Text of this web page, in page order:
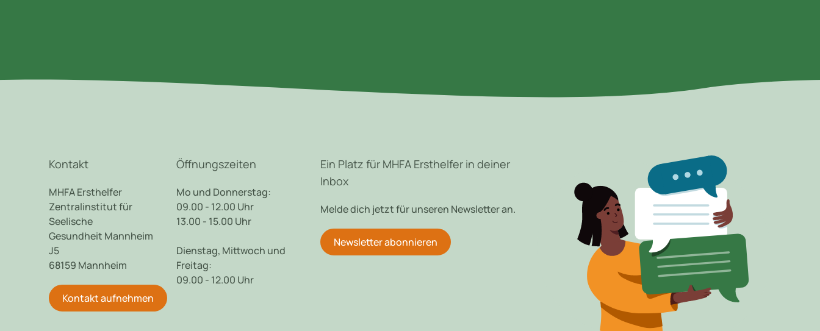
Kontakt
MHFA Ersthelfer
Zentralinstitut für
Seelische
Gesundheit Mannheim
J5
68159 Mannheim
Kontakt aufnehmen
Öffnungszeiten
Mo und Donnerstag:
09.00 - 12.00 Uhr
13.00 - 15.00 Uhr
Dienstag, Mittwoch und
Freitag:
09.00 - 12.00 Uhr
Ein Platz für MHFA Ersthelfer in deiner
Inbox
Melde dich jetzt für unseren Newsletter an.
Newsletter abonnieren